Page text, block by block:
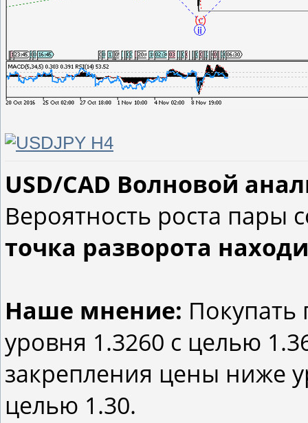
USD/CAD Волновой
Вероятность роста пары
точка разворота
Наше мнение:
уровня 1.3260 с целью
закрепления цены ниже
целью 1.30.